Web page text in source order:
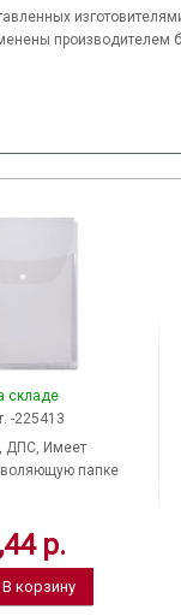
производителем
складе
-225413
ДПС, Имеет
папке
р.